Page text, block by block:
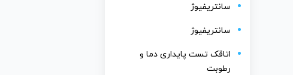
سانتریفیوژ
سانتریفیوژ
اتاقک تست پایداری دما و
رطوبت